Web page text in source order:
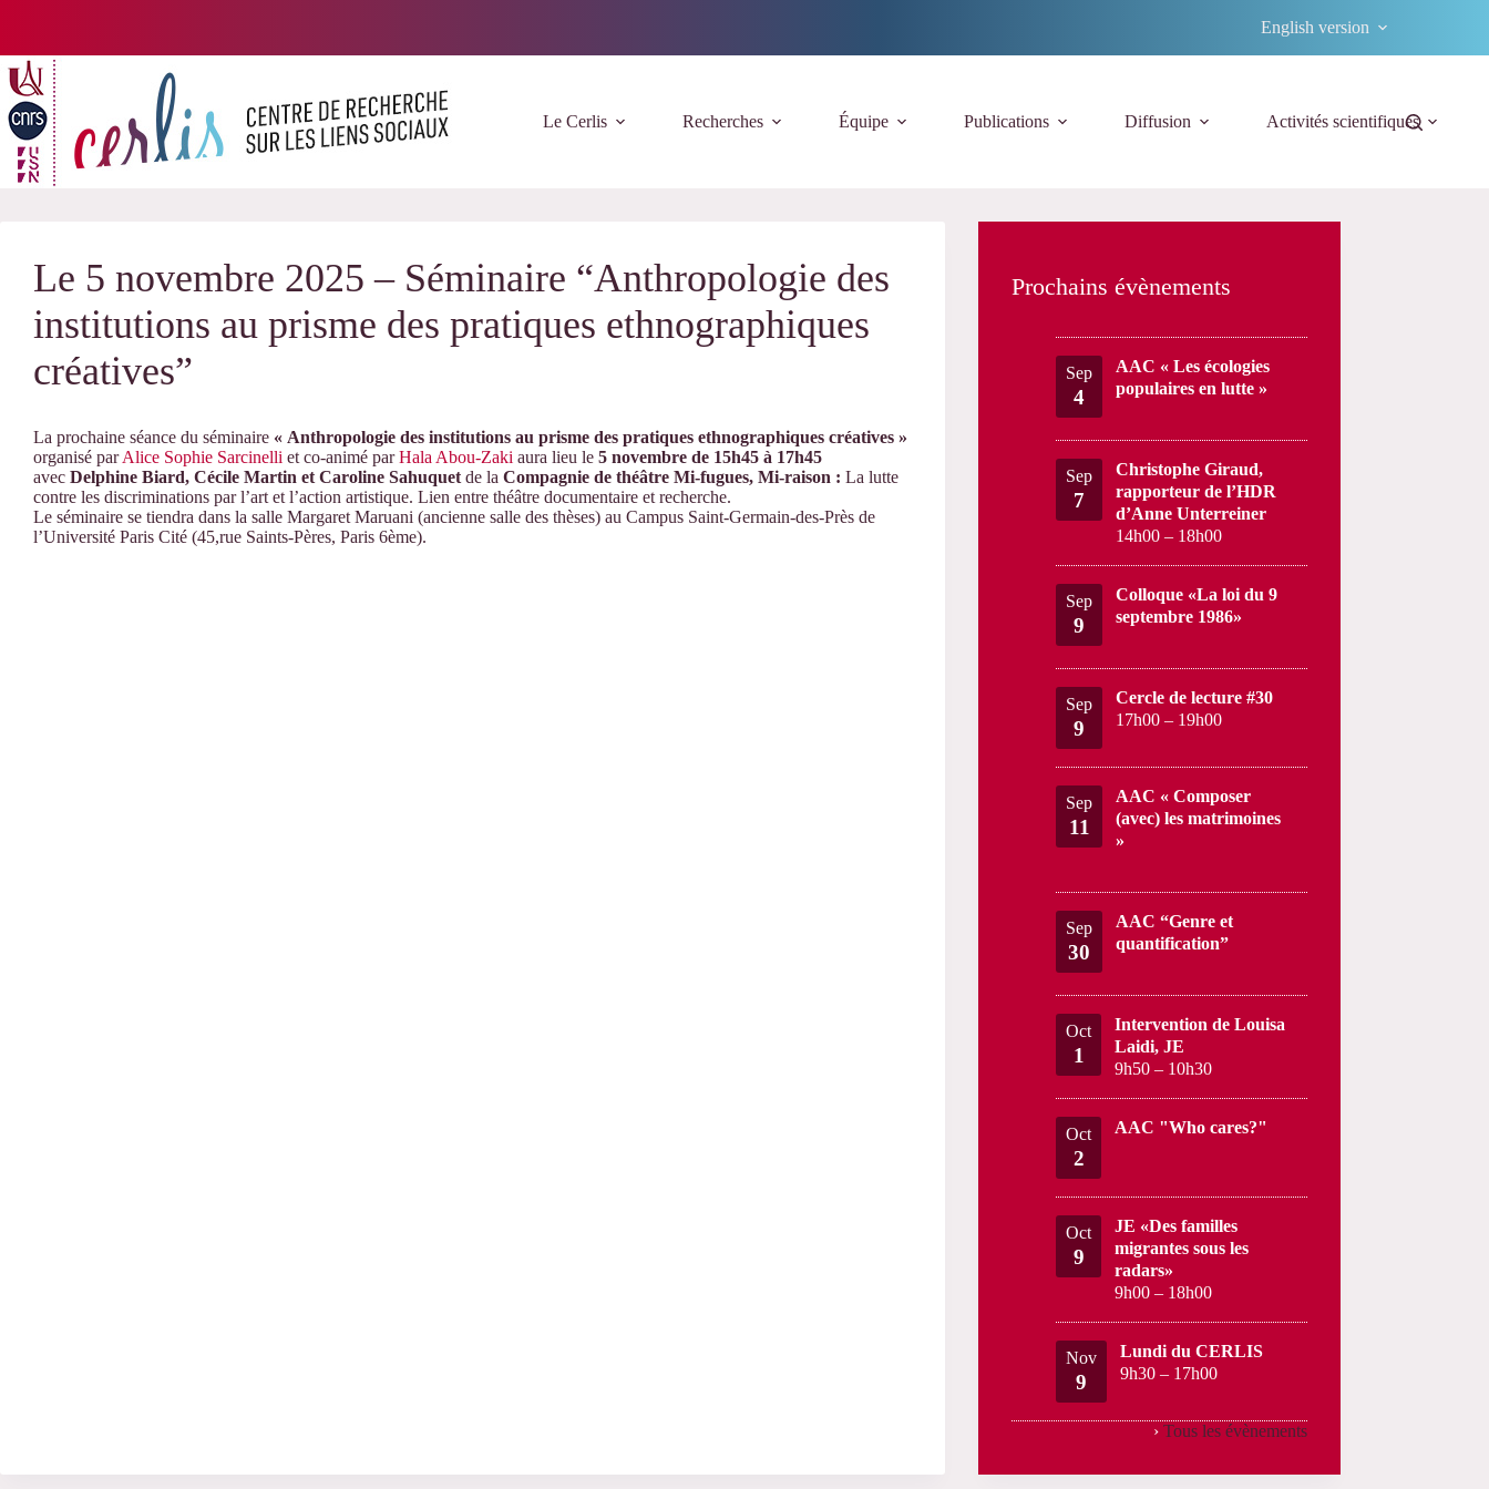
English version
Le Cerlis Recherches Équipe Publications Diffusion Activités scientifiques
Le 5 novembre 2025 – Séminaire “Anthropologie des
institutions au prisme des pratiques ethnographiques
créatives”
La prochaine séance du séminaire « Anthropologie des institutions au prisme des pratiques ethnographiques créatives »
organisé parAlice Sophie Sarcinelli et co-animé parHala Abou-Zaki aura lieu le 5 novembre de 15h45 à 17h45
avec Delphine Biard, Cécile Martin et Caroline Sahuquet de la Compagnie de théâtre Mi-fugues, Mi-raison : La lutte
contre les discriminations par l’art et l’action artistique. Lien entre théâtre documentaire et recherche.
Le séminaire se tiendra dans la salle Margaret Maruani (ancienne salle des thèses) au Campus Saint-Germain-des-Près de
l’Université Paris Cité (45,rue Saints-Pères, Paris 6ème).
Prochains évènements
Sep
4
AAC « Les écologies
populaires en lutte »
Sep
7
Christophe Giraud,
rapporteur de l’HDR
d’Anne Unterreiner
14h00 – 18h00
Sep
9
Colloque «La loi du 9
septembre 1986»
Sep
9
Cercle de lecture #30
17h00 – 19h00
Sep
11
AAC « Composer
(avec) les matrimoines
»
Sep
30
AAC “Genre et
quantification”
Oct
1
Intervention de Louisa
Laidi, JE
9h50 – 10h30
Oct
2
AAC "Who cares?"
Oct
9
JE «Des familles
migrantes sous les
radars»
9h00 – 18h00
Nov
9
Lundi du CERLIS
9h30 – 17h00
› Tous les évènements